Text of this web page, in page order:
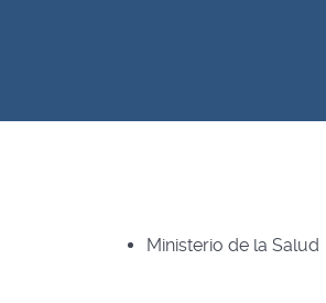
Ministerio de la Salud